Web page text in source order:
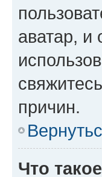
аватар, и
причин.
Что